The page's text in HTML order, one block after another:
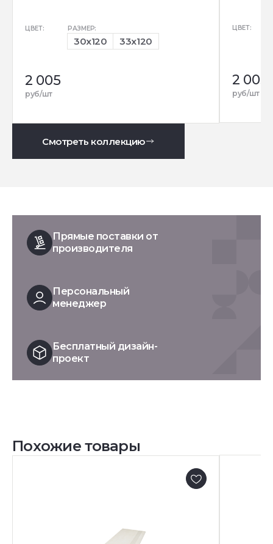
ЦВЕТ: РАЗМЕР:
30x120 33x120
2 005
руб/шт
ЦВЕТ:
2 005
руб/шт
Смотреть коллекцию
Прямые поставки от
производителя
Персональный
менеджер
Бесплатный дизайн-
проект
Похожие товары